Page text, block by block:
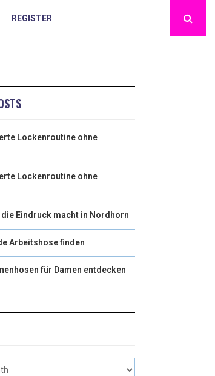
REGISTER
Lockenroutine ohne
Lockenroutine ohne
Eindruck macht in Nordhorn
Arbeitshose finden
für Damen entdecken